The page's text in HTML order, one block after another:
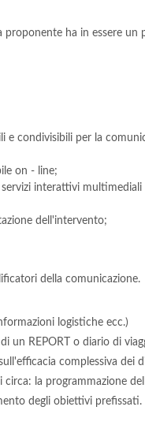
proponente ha in essere un
e condivisibili per la
on - line;
interattivi
dell'intervento;
della comunicazione.
logistiche ecc.)
un REPORT o diario di
complessiva dei
la programmazione
degli obiettivi prefissati.